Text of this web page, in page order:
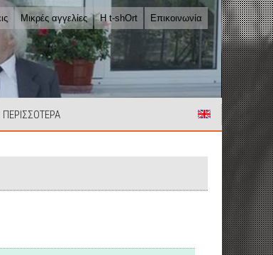
Μικρές αγγελίες Η t-shOrt Επικοινωνία
ΠΕΡΙΣΣΟΤΕΡΑ